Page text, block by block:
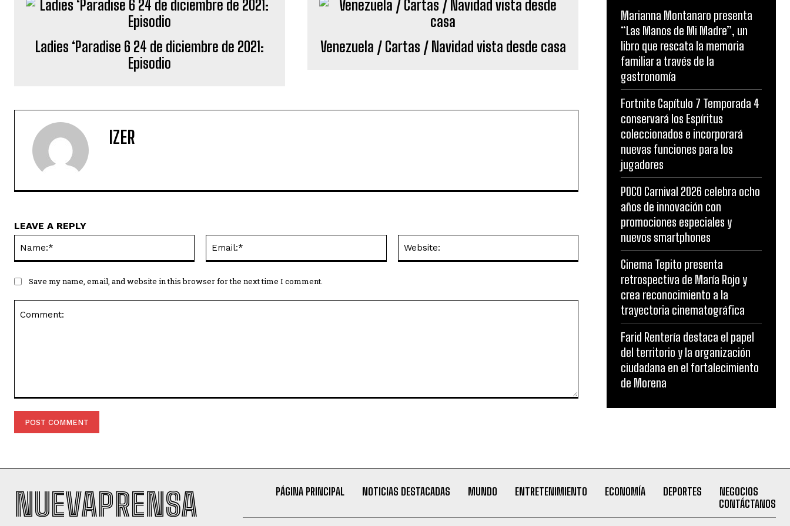
Ladies ‘Paradise 6 24 de diciembre de 2021:
Episodio
Venezuela / Cartas / Navidad vista desde casa
IZER
LEAVE A REPLY
Save my name, email, and website in this browser for the next time I comment.
Marianna Montanaro presenta
“Las Manos de Mi Madre”, un
libro que rescata la memoria
familiar a través de la
gastronomía
Fortnite Capítulo 7 Temporada 4
conservará los Espíritus
coleccionados e incorporará
nuevas funciones para los
jugadores
POCO Carnival 2026 celebra ocho
años de innovación con
promociones especiales y
nuevos smartphones
Cinema Tepito presenta
retrospectiva de María Rojo y
crea reconocimiento a la
trayectoria cinematográfica
Farid Rentería destaca el papel
del territorio y la organización
ciudadana en el fortalecimiento
de Morena
NUEVAPRENSA PÁGINA PRINCIPAL NOTICIAS DESTACADAS MUNDO ENTRETENIMIENTO ECONOMÍA DEPORTES
NEGOCIOS
CONTÁCTANOS